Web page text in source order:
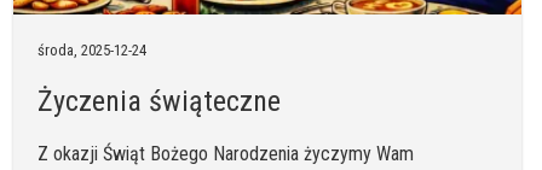
środa,2025-12-24
Życzenia świąteczne
Z okazji Świąt Bożego Narodzenia życzymy Wam